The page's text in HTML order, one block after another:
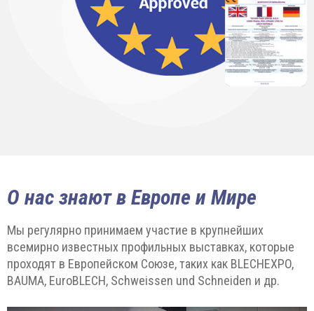
О нас знают в Европе и Мире
Мы регулярно принимаем участие в крупнейших
всемирно известных профильных выставках, которые
проходят в Европейском Союзе, таких как BLECHEXPO,
BAUMA, EuroBLECH, Schweissen und Schneiden и др.